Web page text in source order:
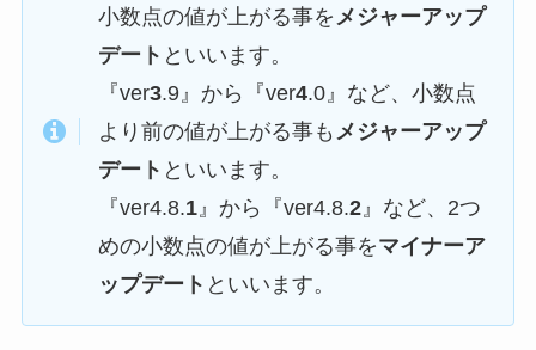
小数点の値が上がる事をメジャーアップ
デート といいます。
『ver3.9』から『ver4.0』など、小数点
より前の値が上がる事も メジャーアップ
デート といいます。
『ver4.8.1』から『ver4.8.2』など、2つ
めの小数点の値が上がる事をマイナーア
ップデート といいます。